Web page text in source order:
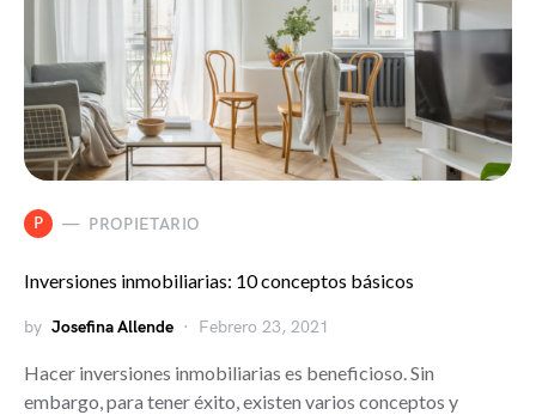
P PROPIETARIO
Inversiones inmobiliarias: 10 conceptos básicos
by Josefina Allende Febrero 23, 2021
Hacer inversiones inmobiliarias es beneficioso. Sin
embargo, para tener éxito, existen varios conceptos y